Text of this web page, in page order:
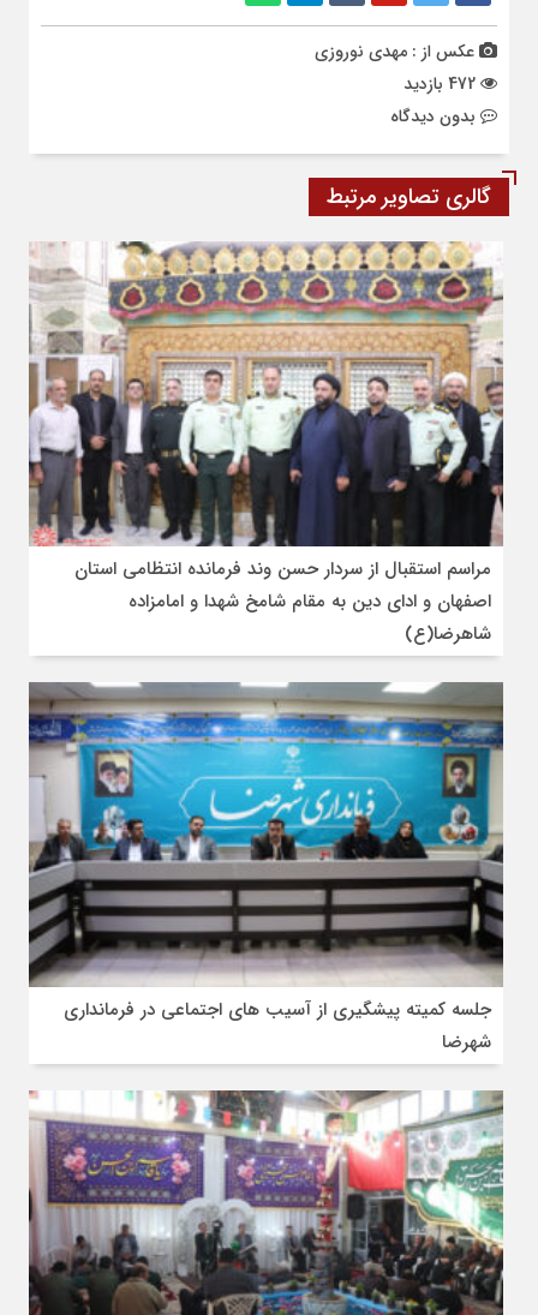
عکس از : مهدی نوروزی
بدون دیدگاه
گالری تصاویر مرتبط
مراسم استقبال از سردار حسن وند فرمانده انتظامی استان
اصفهان و ادای دین به مقام شامخ شهدا و امامزاده
شاهرضا(ع)
جلسه کمیته پیشگیری از آسیب های اجتماعی در فرمانداری
شهرضا